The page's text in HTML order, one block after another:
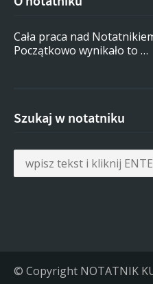
Cała praca nad
Początkowo wynikało to …
Szukaj w notatniku
© Copyright NOTATNIK